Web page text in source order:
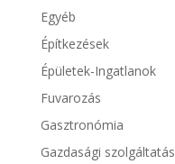
Egyéb
Építkezések
Épületek-Ingatlanok
Fuvarozás
Gasztronómia
Gazdasági szolgáltatás